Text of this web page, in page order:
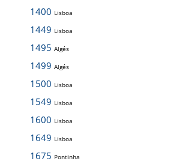
1400 Lisboa
1449 Lisboa
1495 Algés
1499 Algés
1500 Lisboa
1549 Lisboa
1600 Lisboa
1649 Lisboa
1675 Pontinha